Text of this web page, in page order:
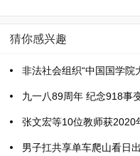
猜你感兴趣
非法社会组织“中国国学院
九一八89周年 纪念918事
张文宏等10位教师获2020
男子扛共享单车爬山看日